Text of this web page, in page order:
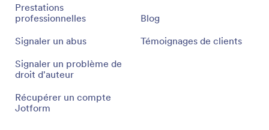
Prestations
professionnelles
Signaler un abus
Signaler un problème de
droit d'auteur
Récupérer un compte
Jotform
Blog
Témoignages de clients